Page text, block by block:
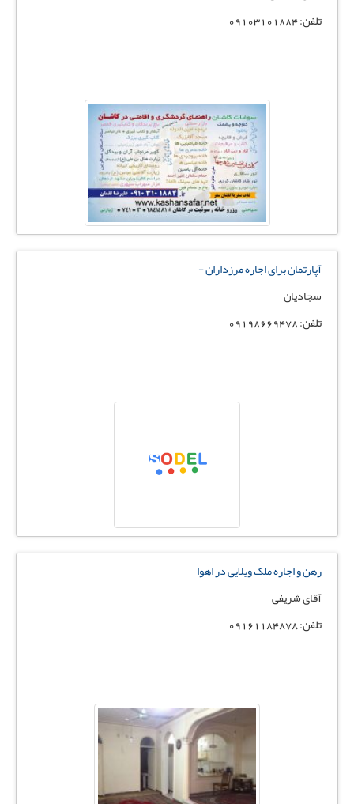
تلفن: 09103101884
آپارتمان برای اجاره مرزداران -
سجادیان
تلفن: 09198669478
رهن و اجاره ملک ویلایی در اهوا
آقای شریفی
تلفن: 09161184878